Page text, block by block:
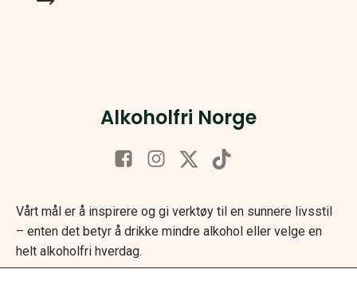
Alkoholfri Norge
Vårt mål er å inspirere og gi verktøy til en sunnere livsstil
– enten det betyr å drikke mindre alkohol eller velge en
helt alkoholfri hverdag.